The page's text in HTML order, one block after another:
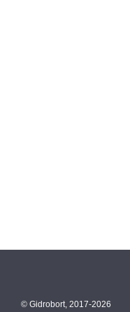
© Gidrobort, 2017-2026